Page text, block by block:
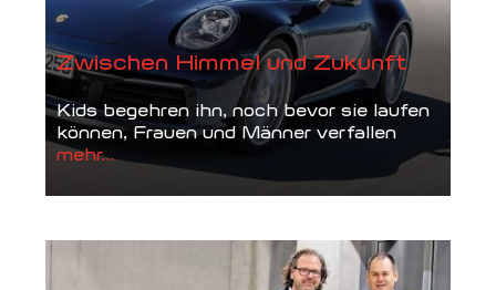
Zwischen Himmel und Zukunft
Kids begehren ihn, noch bevor sie laufen
können, Frauen und Männer verfallen
mehr...